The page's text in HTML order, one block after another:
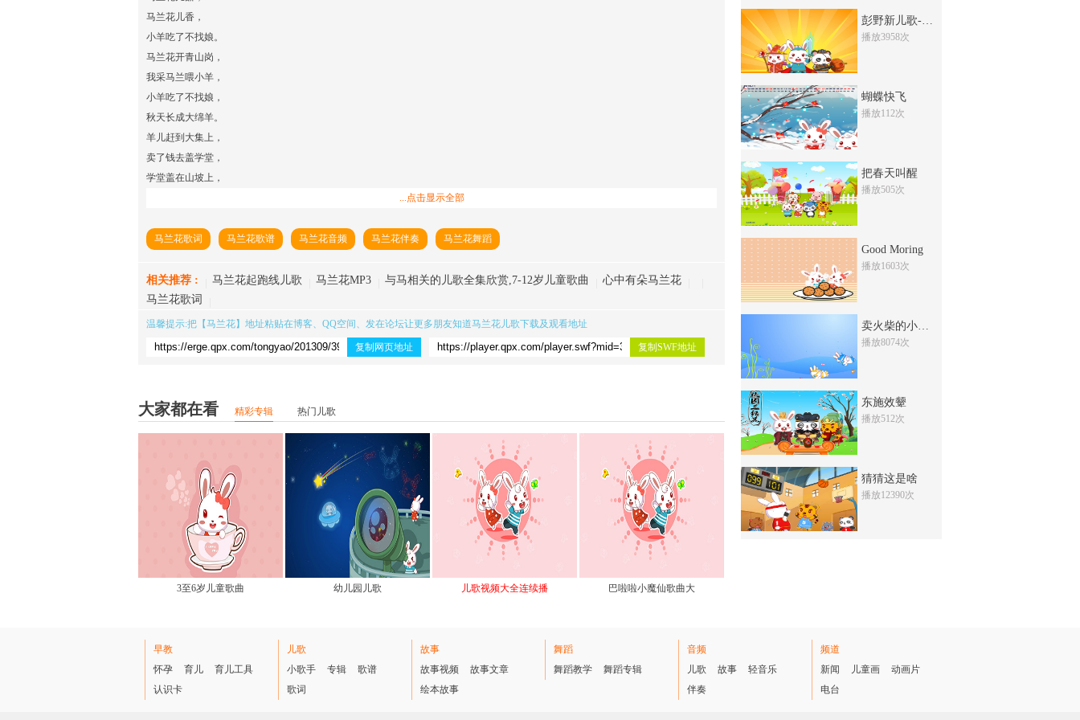
猴哥猴哥
4329次 收藏
机器猫
1617次 收藏
哆来咪发嗦
粉刷匠
小蜗牛吹喇叭
1171次 收藏
泼水歌
1244次 收藏
蓝精灵之歌
1004次
跷跷板
3522次
学唱数字歌
1511次 收藏
放学歌
放学歌
马兰花儿香，
小羊吃了不找娘。
马兰花开青山岗，
我采马兰喂小羊，
小羊吃了不找娘，
秋天长成大绵羊。
羊儿赶到大集上，
卖了钱去盖学堂，
学堂盖在山坡上，
...点击显示全部
马兰花歌词 马兰花歌谱 马兰花音频 马兰花伴奏 马兰花舞蹈
相关推荐 : 马兰花起跑线儿歌 马兰花MP3 与马相关的儿歌全集欣赏,7-12岁儿童歌曲
心中有朵马兰花
马兰花歌词
温馨提示:把【马兰花】地址粘贴在博客、QQ空间、发在论坛让更多朋友知道马兰花儿歌下载及观看地址
复制网页地址 复制SWF地址
大家都在看 精彩专辑 热门儿歌
3至6岁儿童歌曲 幼儿园儿歌 儿歌视频大全连续播 巴啦啦小魔仙歌曲大
彭野新儿歌-爸爸
播放3958次
蝴蝶快飞
播放112次
把春天叫醒
播放505次
Good Moring
播放1603次
卖火柴的小女孩
播放8074次
东施效颦
播放512次
猜猜这是啥
播放12390次
早教
怀孕
育儿
育儿工具
认识卡
儿歌
小歌手
专辑
歌谱
歌词
故事
故事视频
故事文章
绘本故事
舞蹈
舞蹈教学
舞蹈专辑
音频
儿歌
故事
轻音乐
伴奏
频道
新闻
儿童画
动画片
电台